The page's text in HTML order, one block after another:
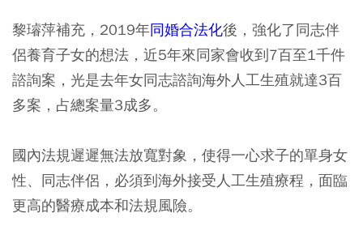
黎璿萍補充，2019年同婚合法化後，強化了同志伴
侶養育子女的想法，近5年來同家會收到7百至1千件
諮詢案，光是去年女同志諮詢海外人工生殖就達3百
多案，占總案量3成多。
國內法規遲遲無法放寬對象，使得一心求子的單身女
性、同志伴侶，必須到海外接受人工生殖療程，面臨
更高的醫療成本和法規風險。